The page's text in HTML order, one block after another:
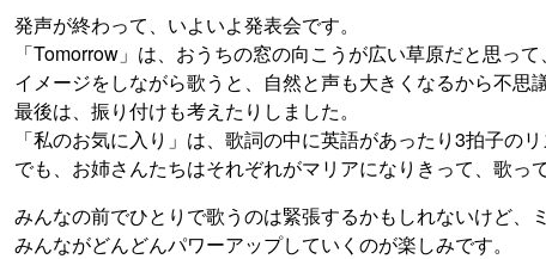
発声が終わって、いよいよ発表会です。
「Tomorrow」は、おうちの窓の向こうが広い草原だと思っ
イメージをしながら歌うと、自然と声も大きくなるから不思議
最後は、振り付けも考えたりしました。
「私のお気に入り」は、歌詞の中に英語があったり3拍子の
でも、お姉さんたちはそれぞれがマリアになりきって、歌っ
みんなの前でひとりで歌うのは緊張するかもしれないけど、
みんながどんどんパワーアップしていくのが楽しみです。